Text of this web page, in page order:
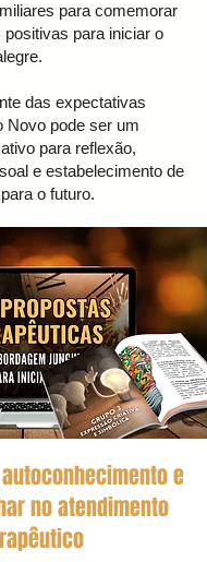
para comemorar
para iniciar o
das expectativas
Novo pode ser um
para reflexão,
e estabelecimento de
o futuro.
e
no atendimento